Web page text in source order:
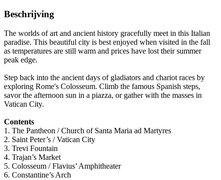
Beschrijving
The worlds of art and ancient history gracefully meet in this Italian
paradise. This beautiful city is best enjoyed when visited in the fall
as temperatures are still warm and prices have lost their summer
peak edge.
Step back into the ancient days of gladiators and chariot races by
exploring Rome's Colosseum. Climb the famous Spanish steps,
savor the afternoon sun in a piazza, or gather with the masses in
Vatican City.
Contents
1. The Pantheon / Church of Santa Maria ad Martyres
2. Saint Peter’s / Vatican City
3. Trevi Fountain
4. Trajan’s Market
5. Colosseum / Flavius’ Amphitheater
6. Constantine’s Arch